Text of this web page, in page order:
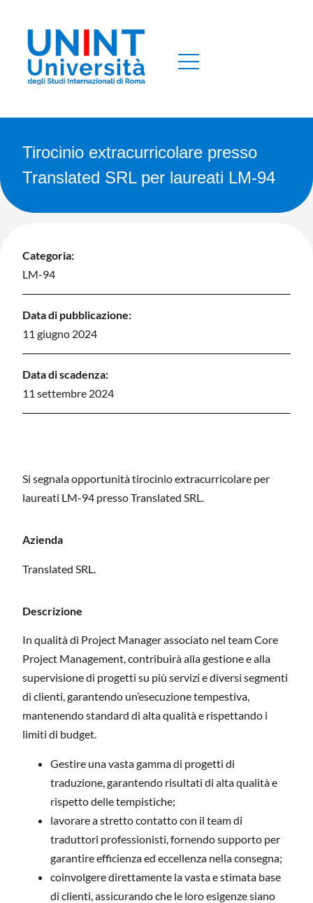
Tirocinio extracurricolare presso
Translated SRL per laureati LM-94
Categoria:
LM-94
Data di pubblicazione:
11 giugno 2024
Data di scadenza:
11 settembre 2024
Si segnala opportunità tirocinio extracurricolare per
laureati LM-94 presso Translated SRL.
Azienda
Translated SRL.
Descrizione
In qualità di Project Manager associato nel team Core
Project Management, contribuirà alla gestione e alla
supervisione di progetti su più servizi e diversi segmenti
di clienti, garantendo un’esecuzione tempestiva,
mantenendo standard di alta qualità e rispettando i
limiti di budget.
Gestire una vasta gamma di progetti di
traduzione, garantendo risultati di alta qualità e
rispetto delle tempistiche;
lavorare a stretto contatto con il team di
traduttori professionisti, fornendo supporto per
garantire efficienza ed eccellenza nella consegna;
coinvolgere direttamente la vasta e stimata base
di clienti, assicurando che le loro esigenze siano